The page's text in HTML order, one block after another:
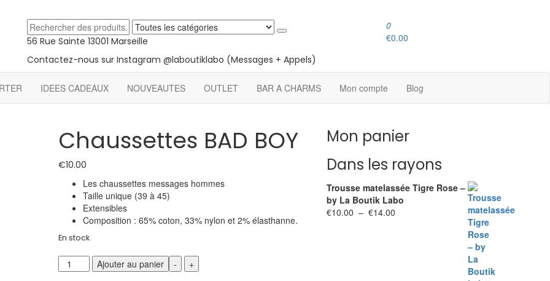
56 Rue Sainte 13001 Marseille
Contactez-nous sur Instagram @laboutiklabo (Messages + Appels)
0
€0.00
IDEES CADEAUX NOUVEAUTES OUTLET BAR A CHARMS Mon compte Blog
Chaussettes BAD BOY
€10.00
Les chaussettes messages hommes
Taille unique (39 à 45)
Extensibles
Composition : 65% coton, 33% nylon et 2% élasthanne.
En stock
-
quantité
de
+
Ajouter au panier
Mon panier
Dans les rayons
Trousse matelassée Tigre Rose –
by La Boutik Labo
€10.00 – €14.00Plage